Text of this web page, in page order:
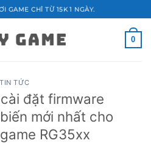
GAME CHỈ TỪ 15K 1 NGÀY.
0
TIN TỨC
đặt firmware
mới nhất cho
RG35xx